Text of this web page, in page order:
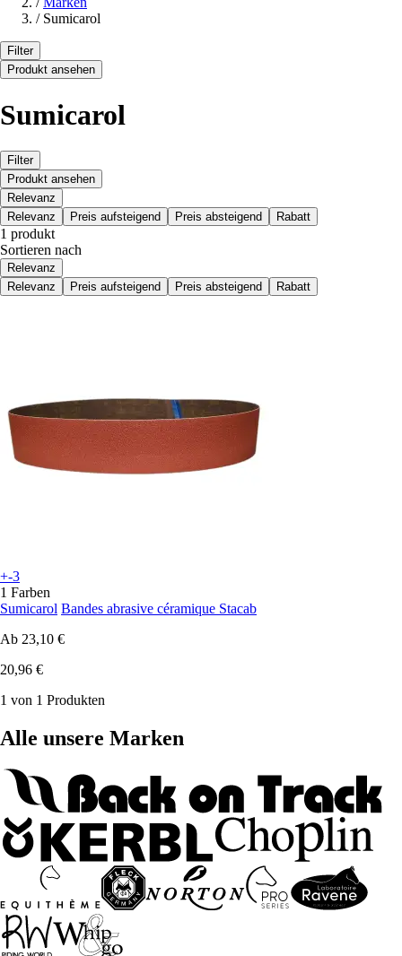
/ Sumicarol
Filter
Produkt ansehen
Sumicarol
Filter
Produkt ansehen
Relevanz
Relevanz
Preis aufsteigend Preis absteigend Rabatt
1 produkt
Sortieren nach
Relevanz
Relevanz
Preis aufsteigend Preis absteigend Rabatt
+-3
1 Farben
Sumicarol Bandes abrasive céramique Stacab
Ab 23,10 €
20,96 €
1 von 1 Produkten
Alle unsere Marken